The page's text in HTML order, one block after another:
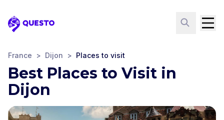
Questo
France > Dijon > Places to visit
Best Places to Visit in
Dijon